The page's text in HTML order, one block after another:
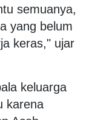
semuanya,
yang belum
keras," ujar
keluarga
karena